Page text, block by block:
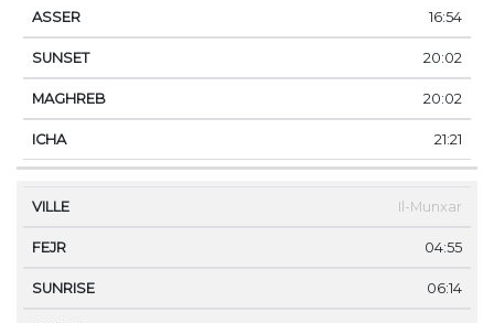
16:54
20:02
20:02
21:21
Il-Munxar
04:55
06:14